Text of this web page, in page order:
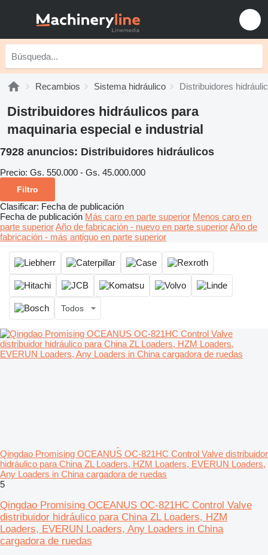
Recambios Sistema hidráulico Distribuidores
Distribuidores hidráulicos para
maquinaria especial e industrial
7928 anuncios: Distribuidores hidráulicos
Precio: Gs. 550.000 - Gs. 45.000.000
Filtro
Clasificar: Fecha de publicación
Fecha de publicación Más caro en parte superior Menos caro en
parte superiorAño de fabricación - nuevo en parte superiorAño de
fabricación - más antiguo en parte superior
Todos
Qingdao Promising OCEANUS OC-821HC Control Valve distribuidor
hidráulico para China ZL Loaders, HZM Loaders, EVERUN Loaders,
Any Loaders in China cargadora de ruedas
5
Qingdao Promising OCEANUS OC-821HC Control Valve
distribuidor hidráulico para China ZL Loaders, HZM
Loaders, EVERUN Loaders, Any Loaders in China
cargadora de ruedas